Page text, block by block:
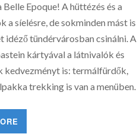
Epoque! A hüttézés és a
a síelésre, de sokminden mást is
tündérvárosban csinálni. A
kártyával a látnivalók és
is: termálfürdők,
trekking is van a menüben.